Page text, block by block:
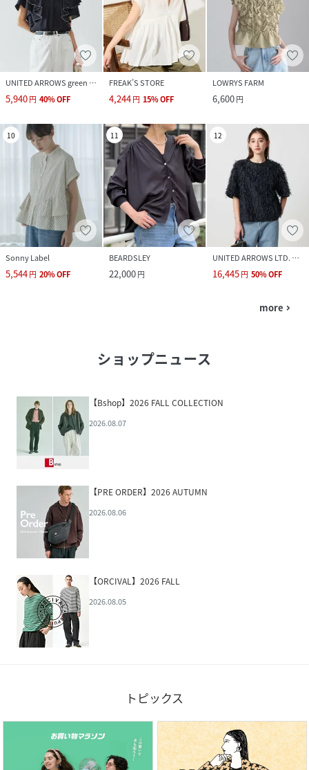
UNITED ARROWS green label relaxing
5,940円 40%OFF
FREAK’S STORE
4,244円 15%OFF
LOWRYS FARM
6,600円
10
Sonny Label
5,544円 20%OFF
11
BEARDSLEY
22,000円
12
UNITED ARROWS LTD. OUTLET
16,445円 50%OFF
more navigate_next
ショップニュース
【Bshop】2026 FALL COLLECTION
2026.08.07
【PRE ORDER】2026 AUTUMN
2026.08.06
【ORCIVAL】2026 FALL
2026.08.05
トピックス